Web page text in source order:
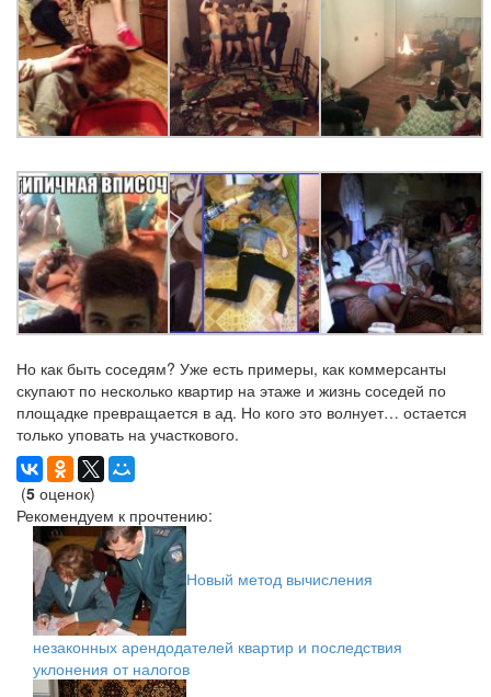
Но как быть соседям? Уже есть примеры, как коммерсанты
скупают по несколько квартир на этаже и жизнь соседей по
площадке превращается в ад. Но кого это волнует… остается
только уповать на участкового.
(5 оценок)
Рекомендуем к прочтению:
Новый метод вычисления
незаконных арендодателей квартир и последствия
уклонения от налогов